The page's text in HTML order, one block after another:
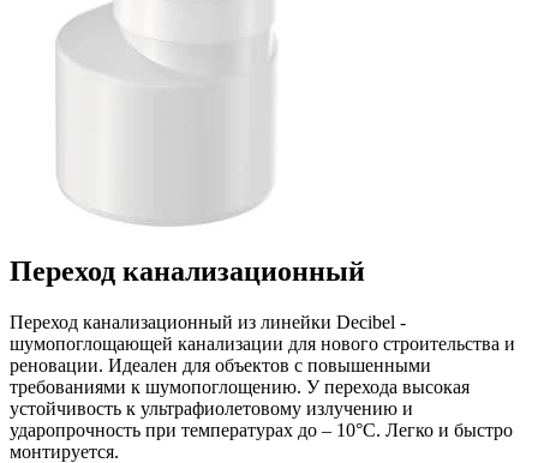
Переход канализационный
Переход канализационный из линейки Decibel -
шумопоглощающей канализации для нового строительства и
реновации. Идеален для объектов с повышенными
требованиями к шумопоглощению. У перехода высокая
устойчивость к ультрафиолетовому излучению и
ударопрочность при температурах до – 10°С. Легко и быстро
монтируется.